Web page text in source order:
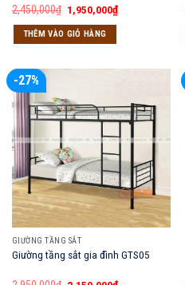
2,450,000₫ Giá
gốc
là:
2,450,000₫.
1,950,000₫Giá
hiện
THÊM VÀO GIỎ HÀNG
-27%
GIƯỜNG TẦNG SẮT
Giường tầng sắt gia đình GTS05